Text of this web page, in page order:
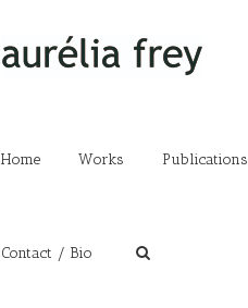
Home Works Publications
Contact / Bio